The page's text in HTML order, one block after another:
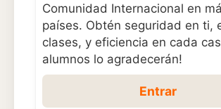
Comunidad Internacional en
países. Obtén seguridad en ti,
clases, y eficiencia en cada
alumnos lo agradecerán!
Entrar